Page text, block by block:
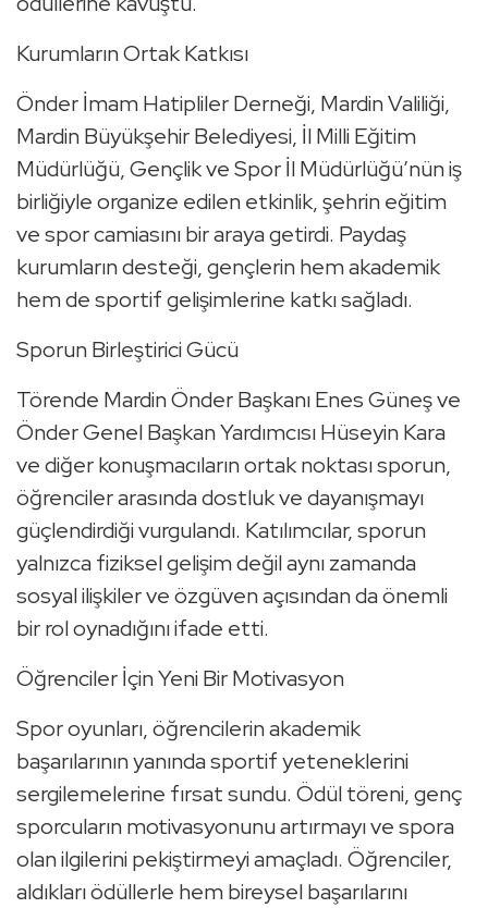
Kurumların Ortak Katkısı
Önder İmam Hatipliler Derneği, Mardin Valiliği,
Mardin Büyükşehir Belediyesi, İl Milli Eğitim
Müdürlüğü, Gençlik ve Spor İl Müdürlüğü’nün iş
birliğiyle organize edilen etkinlik, şehrin eğitim
ve spor camiasını bir araya getirdi. Paydaş
kurumların desteği, gençlerin hem akademik
hem de sportif gelişimlerine katkı sağladı.
Sporun Birleştirici Gücü
Törende Mardin Önder Başkanı Enes Güneş ve
Önder Genel Başkan Yardımcısı Hüseyin Kara
ve diğer konuşmacıların ortak noktası sporun,
öğrenciler arasında dostluk ve dayanışmayı
güçlendirdiği vurgulandı. Katılımcılar, sporun
yalnızca fiziksel gelişim değil aynı zamanda
sosyal ilişkiler ve özgüven açısından da önemli
bir rol oynadığını ifade etti.
Öğrenciler İçin Yeni Bir Motivasyon
Spor oyunları, öğrencilerin akademik
başarılarının yanında sportif yeteneklerini
sergilemelerine fırsat sundu. Ödül töreni, genç
sporcuların motivasyonunu artırmayı ve spora
olan ilgilerini pekiştirmeyi amaçladı. Öğrenciler,
aldıkları ödüllerle hem bireysel başarılarını